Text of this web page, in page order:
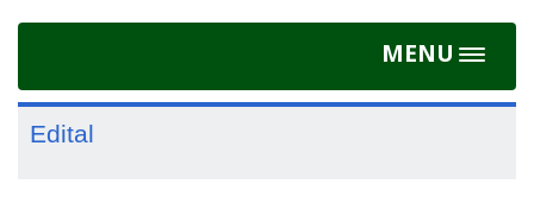
MENU
Toggle
Edital